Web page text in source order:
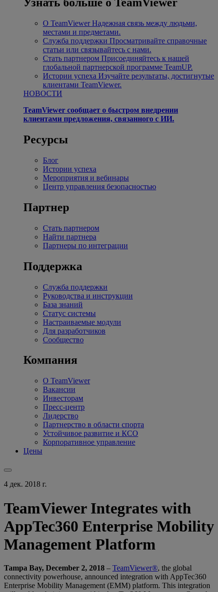
О TeamViewer Надежная связь между людьми,
местами и предметами.
Служба поддержки Просматривайте справочные
статьи или связывайтесь с нами.
Стать партнером Присоединяйтесь к нашей
глобальной партнерской программе TeamUP.
Истории успеха Изучайте результаты, достигнутые
клиентами TeamViewer.
НОВОСТИ
TeamViewer сообщает о быстром внедрении
клиентами предложения, связанного с ИИ.
Ресурсы
Блог
Истории успеха
Мероприятия и вебинары
Центр управления безопасностью
Партнер
Стать партнером
Найти партнера
Партнеры по интеграции
Поддержка
Служба поддержки
Руководства и инструкции
База знаний
Статус системы
Настраиваемые модули
Для разработчиков
Сообщество
Компания
О TeamViewer
Вакансии
Инвесторам
Пресс-центр
Лидерство
Партнерство в области спорта
Устойчивое развитие и КСО
Корпоративное управление
Цены
4 дек. 2018 г.
TeamViewer Integrates with
AppTec360 Enterprise Mobility
Management Platform
Tampa Bay, December 2, 2018 – TeamViewer®, the global
connectivity powerhouse, announced integration with AppTec360
Enterprise Mobility Management (EMM) platform. This integration